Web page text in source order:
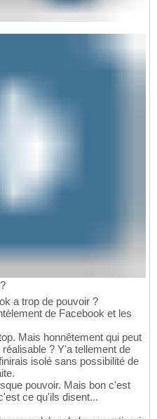
a trop de pouvoir ?
de Facebook et les
Mais honnêtement qui peut
? Y'a tellement de
isolé sans possibilité de
pouvoir. Mais bon c'est
ce qu'ils disent...